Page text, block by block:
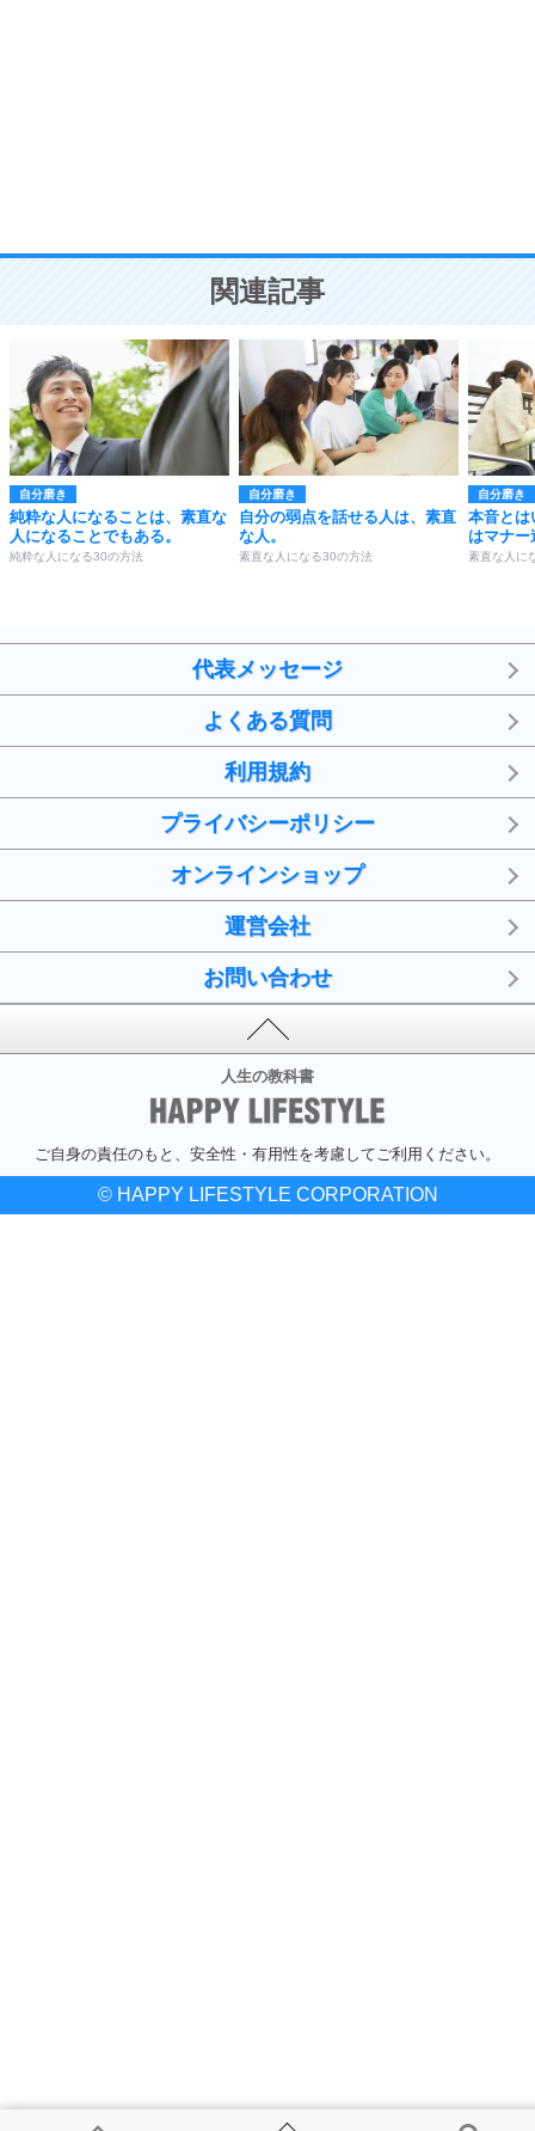
ことが大切。
関連記事
自分磨き
純粋な人になることは、素直な
人になることでもある。
純粋な人になる30の方法
自分磨き
自分の弱点を話せる人は、素直
な人。
素直な人になる30の方法
自分磨き
本音とは
はマナー
素直な人に
代表メッセージ
よくある質問
利用規約
プライバシーポリシー
オンラインショップ
運営会社
お問い合わせ
人生の教科書
ご自身の責任のもと、安全性・有用性を考慮してご利用ください。
© HAPPY LIFESTYLE CORPORATION